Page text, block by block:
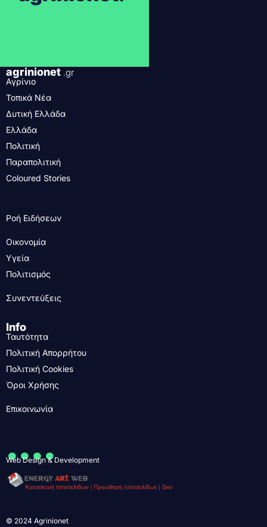
agrinionet .gr
Αγρίνιο
Τοπικά Νέα
Δυτική Ελλάδα
Ελλάδα
Πολιτική
Παραπολιτική
Coloured Stories
Ροή Ειδήσεων
Οικονομία
Υγεία
Πολιτισμός
Συνεντεύξεις
Info
Ταυτότητα
Πολιτική Απορρήτου
Πολιτική Cookies
Όροι Χρήσης
Επικοινωνία
....
Web Design & Development
© 2024 Agrinionet